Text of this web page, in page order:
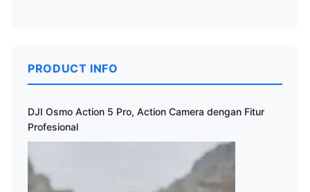
PRODUCT INFO
DJI Osmo Action 5 Pro, Action Camera dengan Fitur
Profesional